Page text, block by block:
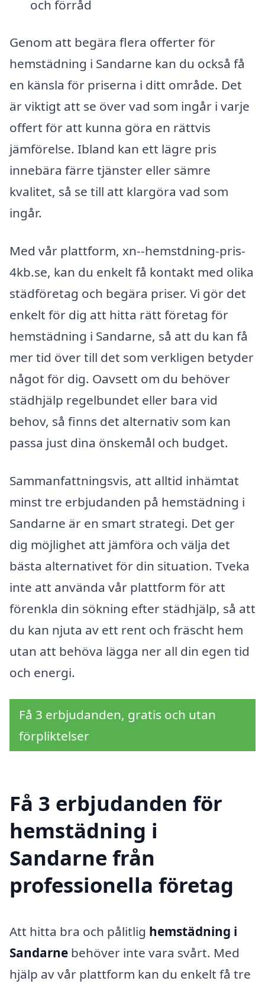
och förråd
Genom att begära flera offerter för
hemstädning i Sandarne kan du också få
en känsla för priserna i ditt område. Det
är viktigt att se över vad som ingår i varje
offert för att kunna göra en rättvis
jämförelse. Ibland kan ett lägre pris
innebära färre tjänster eller sämre
kvalitet, så se till att klargöra vad som
ingår.
Med vår plattform, xn--hemstdning-pris-
4kb.se, kan du enkelt få kontakt med olika
städföretag och begära priser. Vi gör det
enkelt för dig att hitta rätt företag för
hemstädning i Sandarne, så att du kan få
mer tid över till det som verkligen betyder
något för dig. Oavsett om du behöver
städhjälp regelbundet eller bara vid
behov, så finns det alternativ som kan
passa just dina önskemål och budget.
Sammanfattningsvis, att alltid inhämtat
minst tre erbjudanden på hemstädning i
Sandarne är en smart strategi. Det ger
dig möjlighet att jämföra och välja det
bästa alternativet för din situation. Tveka
inte att använda vår plattform för att
förenkla din sökning efter städhjälp, så att
du kan njuta av ett rent och fräscht hem
utan att behöva lägga ner all din egen tid
och energi.
Få 3 erbjudanden, gratis och utan
förpliktelser
Få 3 erbjudanden för
hemstädning i
Sandarne från
professionella företag
Att hitta bra och pålitlig hemstädning i
Sandarne behöver inte vara svårt. Med
hjälp av vår plattform kan du enkelt få tre